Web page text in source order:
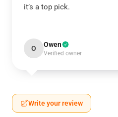
it’s a top pick.
O Owen
Verified owner
Write your review